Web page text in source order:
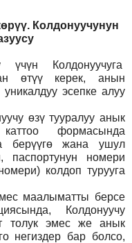
Колдонуучунун
үчүн Колдонуучуга
өтүү керек, анын
эсепке алуу
өзү тууралуу анык
формасында
берүүгө жана ушул
паспортунун номери
колдоп турууга
маалыматты берсе
Колдонуучу
толук эмес же анык
негиздер бар болсо,